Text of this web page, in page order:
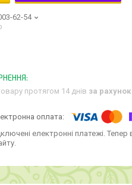
62-54
протягом 14 днів за
електронні платежі.